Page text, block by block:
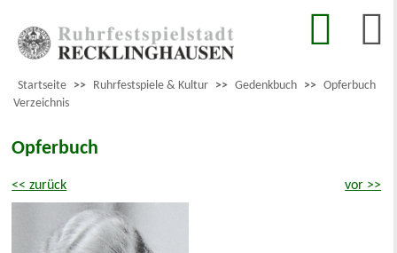
Startseite >> Ruhrfestspiele & Kultur >> Gedenkbuch >> Opferbuch
Verzeichnis
Opferbuch
<< zurück vor >>